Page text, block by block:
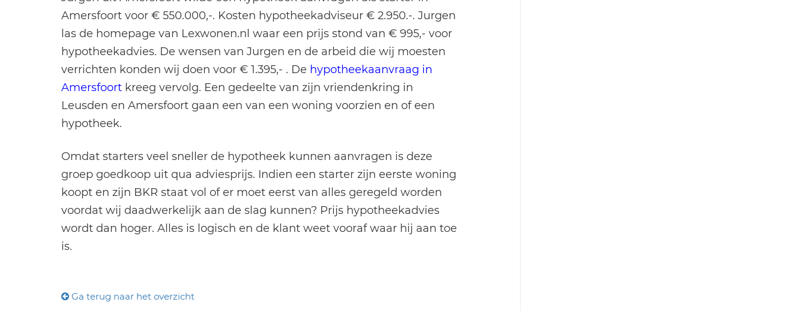
Amersfoort voor € 550.000,-. Kosten hypotheekadviseur € 2.950.-. Jurgen
las de homepage van Lexwonen.nl waar een prijs stond van € 995,- voor
hypotheekadvies. De wensen van Jurgen en de arbeid die wij moesten
verrichten konden wij doen voor € 1.395,- . De hypotheekaanvraag in
Amersfoort kreeg vervolg. Een gedeelte van zijn vriendenkring in
Leusden en Amersfoort gaan een van een woning voorzien en of een
hypotheek.
Omdat starters veel sneller de hypotheek kunnen aanvragen is deze
groep goedkoop uit qua adviesprijs. Indien een starter zijn eerste woning
koopt en zijn BKR staat vol of er moet eerst van alles geregeld worden
voordat wij daadwerkelijk aan de slag kunnen? Prijs hypotheekadvies
wordt dan hoger. Alles is logisch en de klant weet vooraf waar hij aan toe
is.
Ga terug naar het overzicht